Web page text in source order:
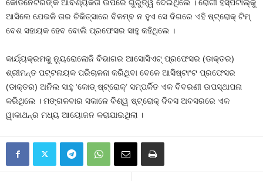
କୋର୍ଡିନେଟରଙ୍କ ଆବଶ୍ୟକତା ଉପରେ ଗୁରୁତ୍ୱ ଦେଇଥିଲେ । ରୋଗୀ ହସ୍ପିଟାଲ୍‌କୁ
ଆସିଲେ ଯେଭଳି ତାର ଚିକିତ୍ସାରେ ବିଳମ୍ବ ନ ହୁଏ ସେ ଦିଗରେ ଏହି ଷ୍ଟ୍ରୋକ୍ ଟିମ୍
ବେଶ ସହାୟକ ହେବ ବୋଲି ପ୍ରଫେସର ସାହୁ କହିଥିଲେ ।
କାର୍ଯ୍ୟକ୍ରମକୁ ନ୍ୟୁରୋଲୋଜି ବିଭାଗର ଆସୋସିଏଟ୍ ପ୍ରଫେସର (ଡାକ୍ତର)
ଶ୍ରୀମନ୍ତ ପଟ୍ଟନାୟକ ପରିଚାଳନା କରିଥିବା ବେଳେ ଆସିଷ୍ଟାଂଟ ପ୍ରଫେସର
(ଡାକ୍ତର) ଅନିଲ ସାହୁ ‘କୋଡ୍ ଷ୍ଟ୍ରୋକ୍‌’ ସମ୍ପର୍କିତ ଏକ ବିବରଣୀ ଉପସ୍ଥାପନା
କରିଥିଲେ । ମଙ୍ଗଳବାର ସକାଳେ ବିଶ୍ୱ ଷ୍ଟ୍ରୋକ୍ ଦିବସ ଅବସରରେ ଏକ
ୱାକାଥନ୍‌ର ମଧ୍ୟ ଆୟୋଜନ କରାଯାଇଥିଲା ।